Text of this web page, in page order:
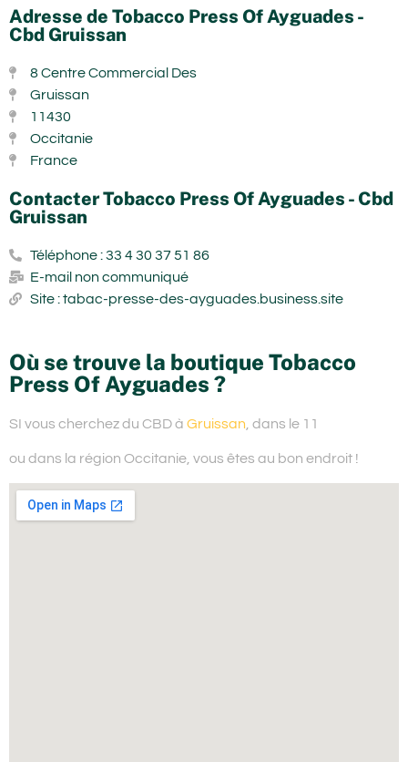
Adresse de Tobacco Press Of Ayguades -
Cbd Gruissan
8 Centre Commercial Des
Gruissan
11430
Occitanie
France
Contacter Tobacco Press Of Ayguades - Cbd
Gruissan
Téléphone : 33 4 30 37 51 86
E-mail non communiqué
Site : tabac-presse-des-ayguades.business.site
Où se trouve la boutique Tobacco
Press Of Ayguades ?
SI vous cherchez du CBD à Gruissan , dans le 11
ou dans la région Occitanie, vous êtes au bon endroit !